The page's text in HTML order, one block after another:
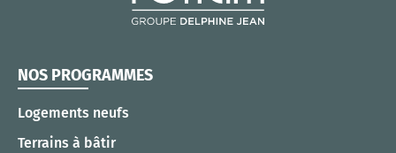
NOS PROGRAMMES
Logements neufs
Terrains à bâtir